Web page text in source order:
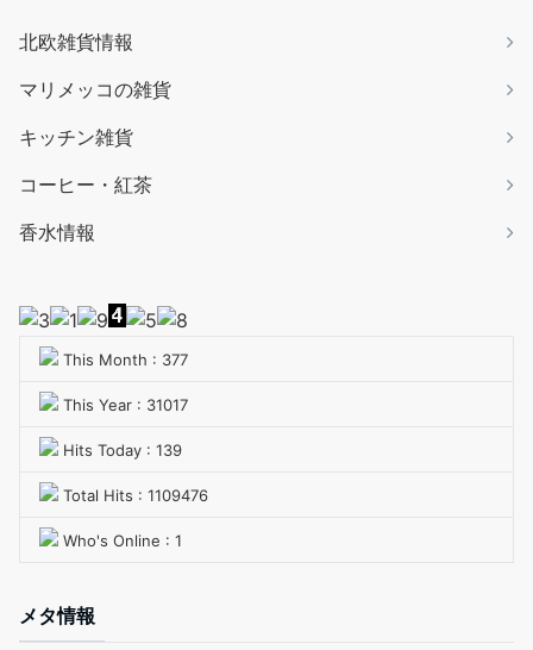
北欧雑貨情報
マリメッコの雑貨
キッチン雑貨
コーヒー・紅茶
香水情報
This Month : 377
This Year : 31017
Hits Today : 139
Total Hits : 1109476
Who's Online : 1
メタ情報